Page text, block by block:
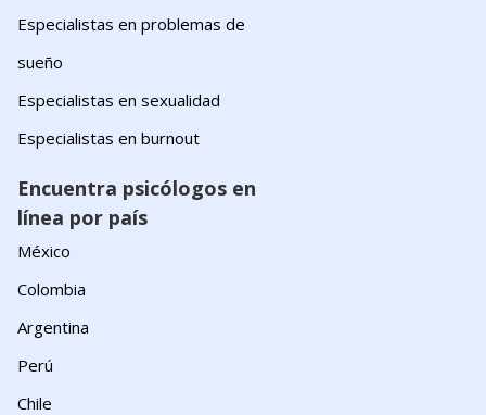
Especialistas en problemas de
sueño
Especialistas en sexualidad
Especialistas en burnout
Encuentra psicólogos en
línea por país
México
Colombia
Argentina
Perú
Chile